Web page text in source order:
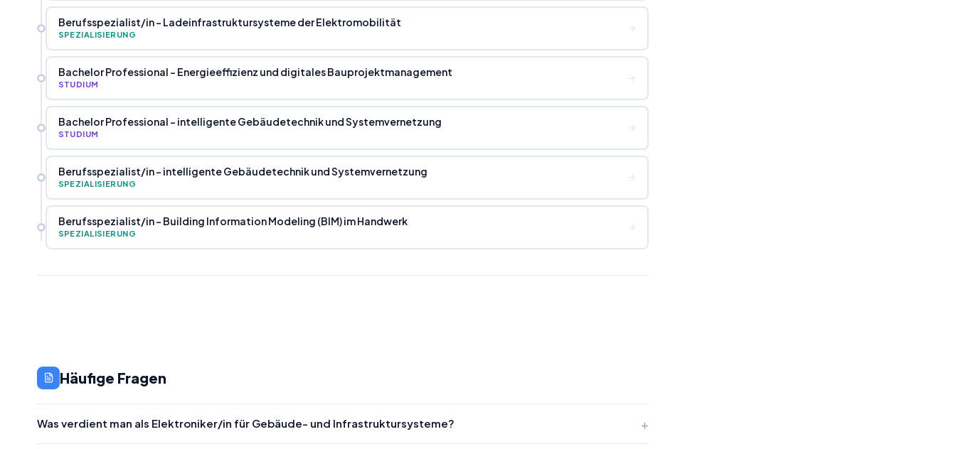
Berufsspezialist/in - Ladeinfrastruktursysteme der Elektromobilität
SPEZIALISIERUNG
Bachelor Professional - Energieeffizienz und digitales Bauprojektmanagement
STUDIUM
Bachelor Professional - intelligente Gebäudetechnik und Systemvernetzung
STUDIUM
Berufsspezialist/in - intelligente Gebäudetechnik und Systemvernetzung
SPEZIALISIERUNG
Berufsspezialist/in - Building Information Modeling (BIM) im Handwerk
SPEZIALISIERUNG
Häufige Fragen
Was verdient man als Elektroniker/in für Gebäude- und Infrastruktursysteme?